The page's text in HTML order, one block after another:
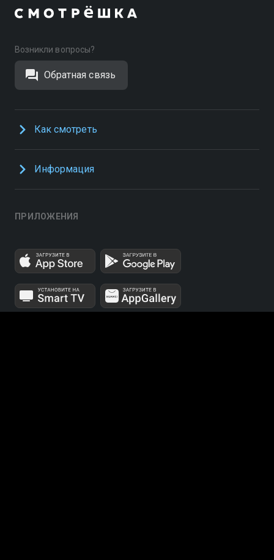
Возникли вопросы?
Обратная связь
Как смотреть
Информация
ПРИЛОЖЕНИЯ